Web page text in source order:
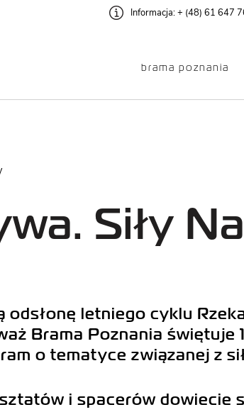
AUDIOWYCIECZKA
BRAMA OTWARTA NA
Informacja:+ (48) 61 647
brama poznania
Siły
odsłonę letniego cyklu
Brama Poznania świętuje
o tematyce związanej z
i spacerów dowiecie